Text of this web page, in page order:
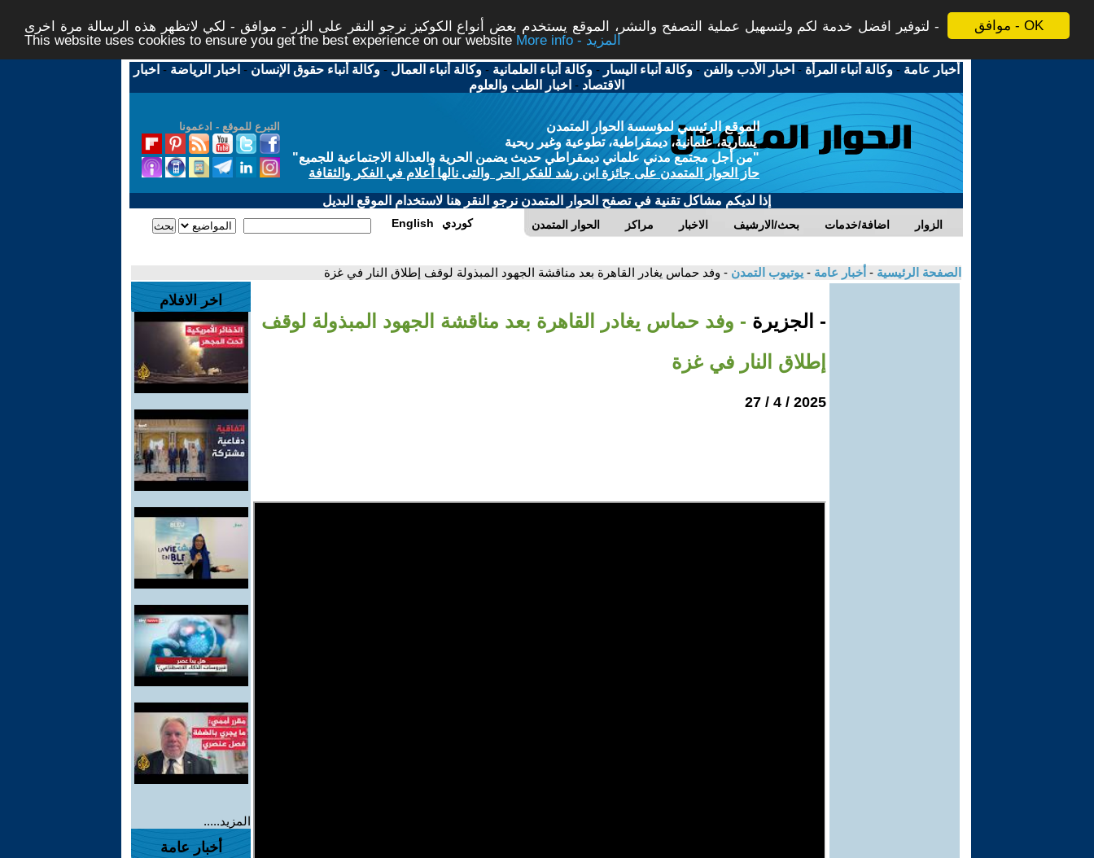
موافق - OK
لتوفير افضل خدمة لكم ولتسهيل عملية التصفح والنشر، الموقع يستخدم بعض أنواع الكوكيز نرجو النقر على الزر - موافق - لكي لاتظهر هذه الرسالة مرة اخرى -
This website uses cookies to ensure you get the best experience on our website
More info - المزيد
أخبار عامة -وكالة أنباء المرأة - اخبار الأدب والفن -وكالة أنباء اليسار -وكالة أنباء العلمانية -وكالة أنباء العمال -وكالة أنباء حقوق الإنسان - اخبار الرياضة - اخبار
الاقتصاد - اخبار الطب والعلوم
التبرع للموقع - ادعمونا
الموقع الرئيسي لمؤسسة الحوار المتمدن
يسارية، علمانية، ديمقراطية، تطوعية وغير ربحية
"من أجل مجتمع مدني علماني ديمقراطي حديث يضمن الحرية والعدالة الاجتماعية للجميع"
حاز الحوار المتمدن على جائزة ابن رشد للفكر الحر والتى نالها أعلام في الفكر والثقافة
إذا لديكم مشاكل تقنية في تصفح الحوار المتمدن نرجو النقر هنا لاستخدام الموقع البديل
الحوار المتمدن مراكز الاخبار بحث/الارشيف اضافة/خدمات الزوار English كوردي
الصفحة الرئيسية - أخبار عامة - يوتيوب التمدن - وفد حماس يغادر القاهرة بعد مناقشة الجهود المبذولة لوقف إطلاق النار في غزة
- الجزيرة - وفد حماس يغادر القاهرة بعد مناقشة الجهود المبذولة لوقف
إطلاق النار في غزة
2025 / 4 / 27
اخر الافلام
المزيد.....
أخبار عامة